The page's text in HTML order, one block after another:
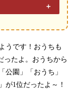
うです！おうちも
ったよ。おうちから
公園」「おうち」
が1位だったよ～！